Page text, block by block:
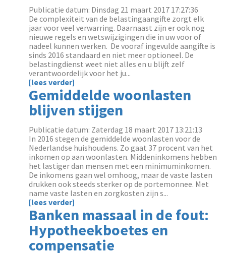
Publicatie datum: Dinsdag 21 maart 2017 17:27:36
De complexiteit van de belastingaangifte zorgt elk
jaar voor veel verwarring. Daarnaast zijn er ook nog
nieuwe regels en wetswijzigingen die in uw voor of
nadeel kunnen werken. De vooraf ingevulde aangifte is
sinds 2016 standaard en niet meer optioneel. De
belastingdienst weet niet alles en u blijft zelf
verantwoordelijk voor het ju...
[lees verder]
Gemiddelde woonlasten
blijven stijgen
Publicatie datum: Zaterdag 18 maart 2017 13:21:13
In 2016 stegen de gemiddelde woonlasten voor de
Nederlandse huishoudens. Zo gaat 37 procent van het
inkomen op aan woonlasten. Middeninkomens hebben
het lastiger dan mensen met een minimuminkomen.
De inkomens gaan wel omhoog, maar de vaste lasten
drukken ook steeds sterker op de portemonnee. Met
name vaste lasten en zorgkosten zijn s...
[lees verder]
Banken massaal in de fout:
Hypotheekboetes en
compensatie